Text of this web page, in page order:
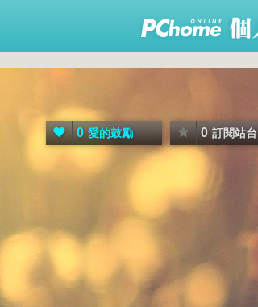
0 愛的鼓勵 0 訂閱站台